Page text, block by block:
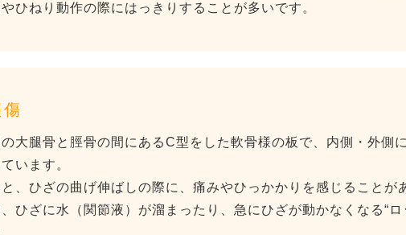
ひねり動作の際にはっきりすることが多いです。
大腿骨と脛骨の間にあるC型をした軟骨様の板で、内側・外側
います。
、ひざの曲げ伸ばしの際に、痛みやひっかかりを感じることが
ひざに水（関節液）が溜まったり、急にひざが動かなくなる“